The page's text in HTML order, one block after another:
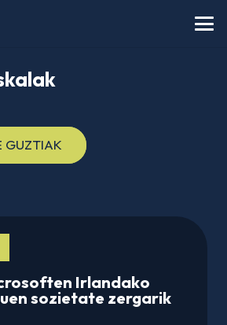
GUZTIAK
Irlandako
sozietate zergarik